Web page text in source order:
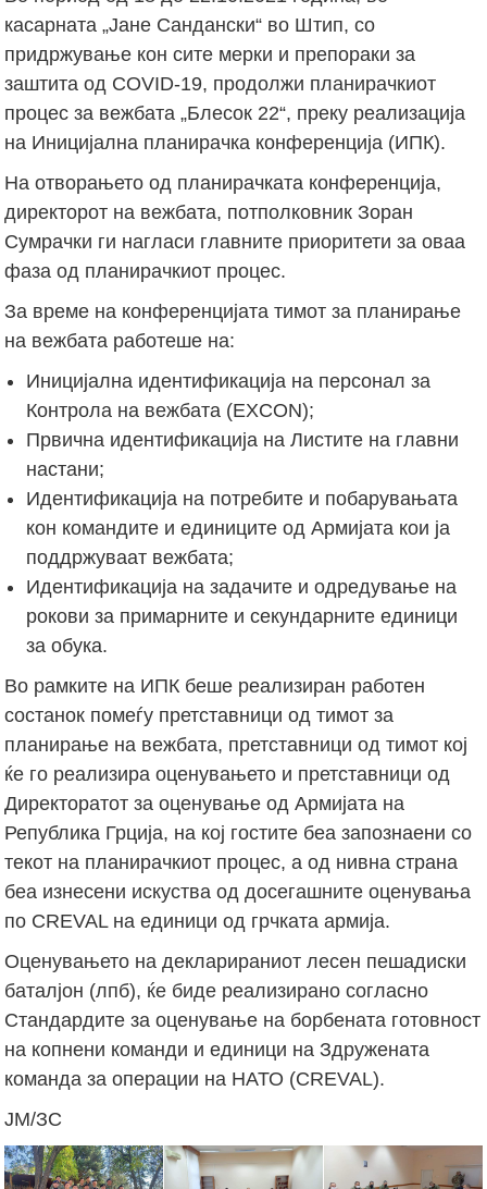
касарната „Јане Сандански“ во Штип, со
придржување кон сите мерки и препораки за
заштита од COVID-19, продолжи планирачкиот
процес за вежбата „Блесок 22“, преку реализација
на Иницијална планирачка конференција (ИПК).
На отворањето од планирачката конференција,
директорот на вежбата, потполковник Зоран
Сумрачки ги нагласи главните приоритети за оваа
фаза од планирачкиот процес.
За време на конференцијата тимот за планирање
на вежбата работеше на:
Иницијална идентификација на персонал за
Контрола на вежбата (EXCON);
Првична идентификација на Листите на главни
настани;
Идентификација на потребите и побарувањата
кон командите и единиците од Армијата кои ја
поддржуваат вежбата;
Идентификација на задачите и одредување на
рокови за примарните и секундарните единици
за обука.
Во рамките на ИПК беше реализиран работен
состанок помеѓу претставници од тимот за
планирање на вежбата, претставници од тимот кој
ќе го реализира оценувањето и претставници од
Директоратот за оценување од Армијата на
Република Грција, на кој гостите беа запознаени со
текот на планирачкиот процес, а од нивна страна
беа изнесени искуства од досегашните оценувања
по CREVAL на единици од грчката армија.
Оценувањето на декларираниот лесен пешадиски
баталјон (лпб), ќе биде реализирано согласно
Стандардите за оценување на борбената готовност
на копнени команди и единици на Здружената
команда за операции на НАТО (CREVAL).
ЈМ/ЗС